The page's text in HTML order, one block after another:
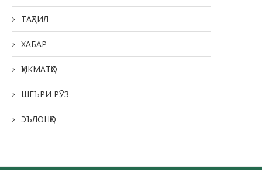
ТАҲЛИЛ
ХАБАР
ҲИКМАТҲО
ШЕЪРИ РӮЗ
ЭЪЛОНҲО